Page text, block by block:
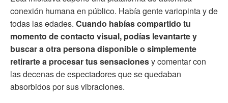
conexión humana en público. Había gente variopinta y de
todas las edades. Cuando habías compartido tu
momento de contacto visual, podías levantarte y
buscar a otra persona disponible o simplemente
retirarte a procesar tus sensacionesycomentar con
las decenas de espectadores que se quedaban
absorbidos por sus vibraciones.